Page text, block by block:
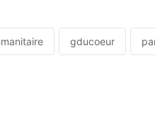
gducoeur